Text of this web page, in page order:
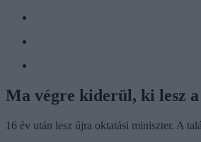
Ma végre kiderül, ki lesz
16 év után lesz újra oktatási miniszter. A